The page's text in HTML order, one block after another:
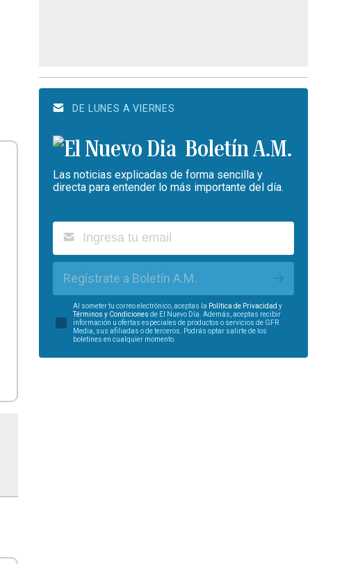
DE LUNES A VIERNES
Boletín A.M.
Las noticias explicadas de forma sencilla y
directa para entender lo más importante del día.
Regístrate a Boletín A.M.
Al someter tu correo electrónico, aceptas la Política de Privacidad y
Términos y Condiciones de El Nuevo Día. Además, aceptas recibir
información u ofertas especiales de productos o servicios de GFR
Media, sus afiliadas o de terceros. Podrás optar salirte de los
boletines en cualquier momento.